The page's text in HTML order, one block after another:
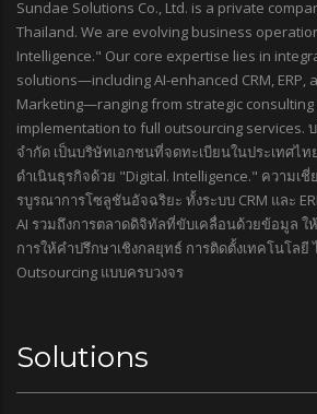
Sundae Solutions Co., Ltd. is a private
Thailand. We are evolving business
Intelligence." Our core expertise lies in
solutions—including AI-enhanced CRM, ERP,
Marketing—ranging from strategic
implementation to full outsourcing services.
จำกัด เป็นบริษัทเอกชนที่จดทะเบียนในประเทศไท
ดำเนินธุรกิจด้วย "Digital. Intelligence." ความเ
รบูรณาการโซลูชันอัจฉริยะ ทั้งระบบ CRM และ
AI รวมถึงการตลาดดิจิทัลที่ขับเคลื่อนด้วยข้อมูล
การให้คำปรึกษาเชิงกลยุทธ์ การติดตั้งเทคโนโลยี
Outsourcing แบบครบวงจร
Solutions